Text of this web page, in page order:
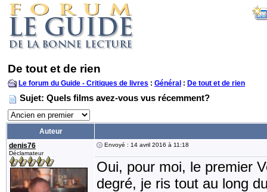
De tout et de rien
Le forum du Guide - Critiques de livres : Général : De tout et de rien
Sujet: Quels films avez-vous vus récemment?
Auteur
denis76
Déclamateur
Envoyé : 14 avril 2016 à 11:18
Oui, pour moi, le premier
degré, je ris tout au long